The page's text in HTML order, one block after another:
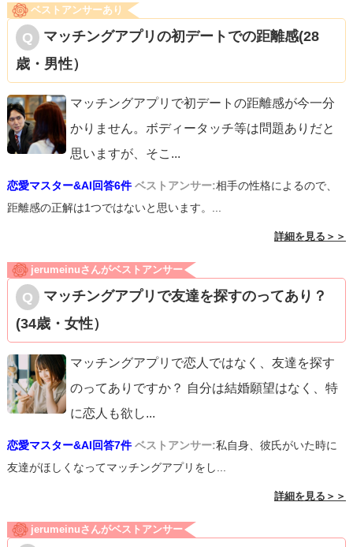
ベストアンサーあり
マッチングアプリの初デートでの距離感(28
歳・男性）
マッチングアプリで初デートの距離感が今一分
かりません。ボディータッチ等は問題ありだと
思いますが、そこ ...
恋愛マスター&AI回答6件 ベストアンサー:相手の性格によるので、
距離感の正解は1つではないと思います。...
詳細を見る＞＞
jerumeinuさんがベストアンサー
マッチングアプリで友達を探すのってあり？
(34歳・女性）
マッチングアプリで恋人ではなく、友達を探す
のってありですか？ 自分は結婚願望はなく、特
に恋人も欲し...
恋愛マスター&AI回答7件 ベストアンサー:私自身、彼氏がいた時に
友達がほしくなってマッチングアプリをし...
詳細を見る＞＞
jerumeinuさんがベストアンサー